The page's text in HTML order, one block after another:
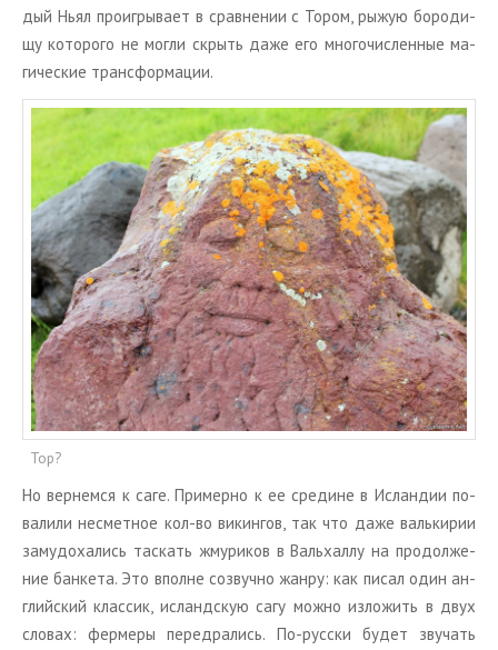
дый Ньял про­иг­ры­ва­ет в срав­не­нии с Тором, рыжую бо­ро­ди­
щу ко­то­ро­го не могли скрыть даже его мно­го­чис­лен­ные ма­
ги­че­ские транс­фор­ма­ции.
Тор?
Но вер­нем­ся к саге. При­мер­но к ее сре­дине в Ис­лан­дии по­
ва­ли­ли несмет­ное кол-во ви­кин­гов, так что даже валь­ки­рии
за­му­до­ха­лись тас­кать жму­ри­ков в Валь­хал­лу на про­дол­же­
ние бан­ке­та. Это вполне со­звуч­но жанру: как писал один ан­
глий­ский клас­сик, ис­ланд­скую сагу можно из­ло­жить в двух
сло­вах: фер­ме­ры пе­ре­дра­лись. По-рус­ски будет зву­чать